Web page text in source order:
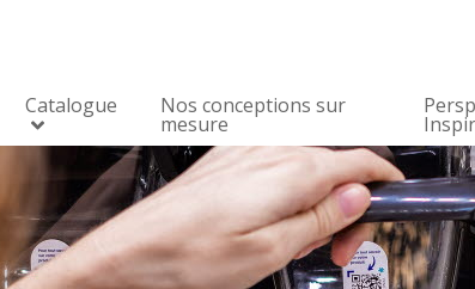
Catalogue Nos conceptions sur
mesure